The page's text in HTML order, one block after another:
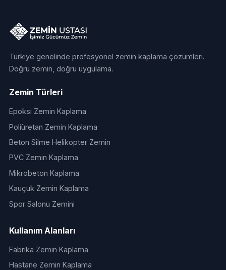
Türkiye genelinde profesyonel zemin kaplama çözümleri.
Doğru zemin, doğru uygulama.
Zemin Türleri
Epoksi Zemin Kaplama
Poliüretan Zemin Kaplama
Beton Silme Helikopter Zemin
PVC Zemin Kaplama
Mikrobeton Kaplama
Kauçuk Zemin Kaplama
Spor Salonu Zemini
Kullanım Alanları
Fabrika Zemin Kaplama
Hastane Zemin Kaplama